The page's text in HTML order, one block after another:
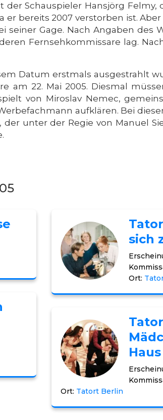
Schauspieler Hansjörg Felmy,
bereits 2007 verstorben ist.
seiner Gage. Nach Angaben des
Fernsehkommissare lag.
Datum erstmals ausgestrahlt
am 22. Mai 2005. Diesmal
von Miroslav Nemec,
aufklären. Bei
unter der Regie von Manuel
sich
Ort:
Ort: Tatort Berlin